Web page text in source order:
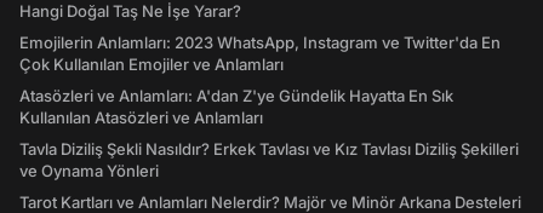
Hangi Doğal Taş Ne İşe Yarar?
Emojilerin Anlamları: 2023 WhatsApp, Instagram ve Twitter'da En
Çok Kullanılan Emojiler ve Anlamları
Atasözleri ve Anlamları: A'dan Z'ye Gündelik Hayatta En Sık
Kullanılan Atasözleri ve Anlamları
Tavla Diziliş Şekli Nasıldır? Erkek Tavlası ve Kız Tavlası Diziliş Şekilleri
ve Oynama Yönleri
Tarot Kartları ve Anlamları Nelerdir? Majör ve Minör Arkana Desteleri